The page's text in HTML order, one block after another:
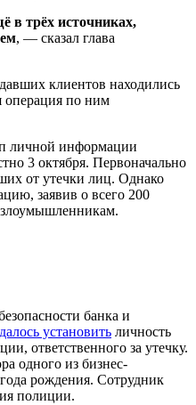
в трёх источниках,
, — сказал глава
клиентов находились
операция по ним
личной информации
3 октября. Первоначально
от утечки лиц. Однако
заявив о всего 200
банка и
установить личность
ответственного за утечку.
одного из бизнес-
рождения. Сотрудник
полиции.